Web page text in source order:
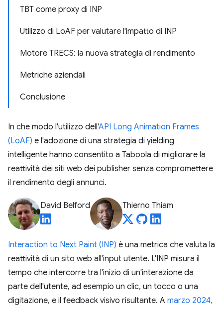
TBT come proxy di INP
Utilizzo di LoAF per valutare l'impatto di INP
Motore TRECS: la nuova strategia di rendimento
Metriche aziendali
Conclusione
In che modo l'utilizzo dell'API Long Animation Frames
(LoAF) e l'adozione di una strategia di yielding
intelligente hanno consentito a Taboola di migliorare la
reattività dei siti web dei publisher senza compromettere
il rendimento degli annunci.
David Belford Thierno Thiam
Interaction to Next Paint (INP) è una metrica che valuta la
reattività di un sito web all'input utente. L'INP misura il
tempo che intercorre tra l'inizio di un'interazione da
parte dell'utente, ad esempio un clic, un tocco o una
digitazione, e il feedback visivo risultante. A marzo 2024,